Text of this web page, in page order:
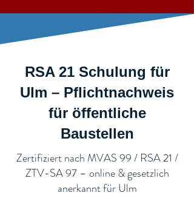
RSA 21 Schulung für
Ulm – Pflichtnachweis
für öffentliche
Baustellen​
​Zertifiziert nach MVAS 99 / RSA 21 /
ZTV-SA 97 – online & gesetzlich
anerkannt für Ulm